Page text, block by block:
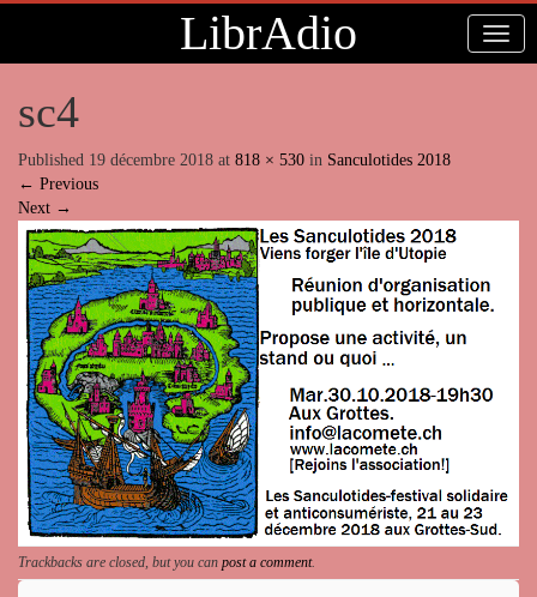
LibrAdio
sc4
Published 19 décembre 2018 at 818 × 530 in Sanculotides 2018
← Previous
Next →
Trackbacks are closed, but you can post a comment.